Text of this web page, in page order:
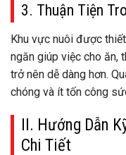
3. Thuận Tiện
Khu vực nuôi được
ngăn giúp việc cho ăn,
trở nên dễ dàng hơn.
chóng và ít tốn công
II. Hướng Dẫn
Chi Tiết